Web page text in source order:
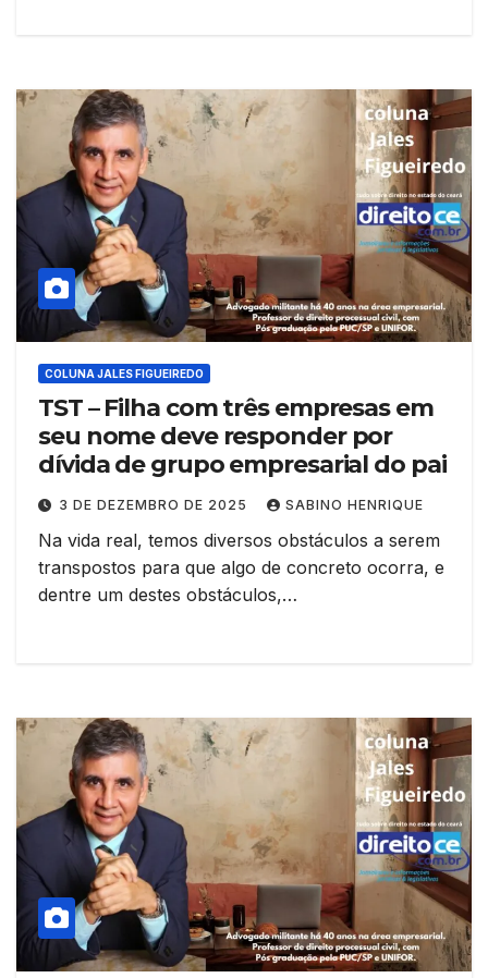
COLUNA JALES FIGUEIREDO
TST – Filha com três empresas em
seu nome deve responder por
dívida de grupo empresarial do pai
3 DE DEZEMBRO DE 2025 SABINO HENRIQUE
Na vida real, temos diversos obstáculos a serem
transpostos para que algo de concreto ocorra, e
dentre um destes obstáculos,…